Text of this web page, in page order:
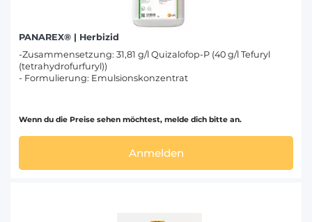
PANAREX® | Herbizid
-Zusammensetzung: 31,81 g/l Quizalofop-P (40 g/l Tefuryl
(tetrahydrofurfuryl))
- Formulierung: Emulsionskonzentrat
Wenn du die Preise sehen möchtest, melde dich bitte an.
Anmelden